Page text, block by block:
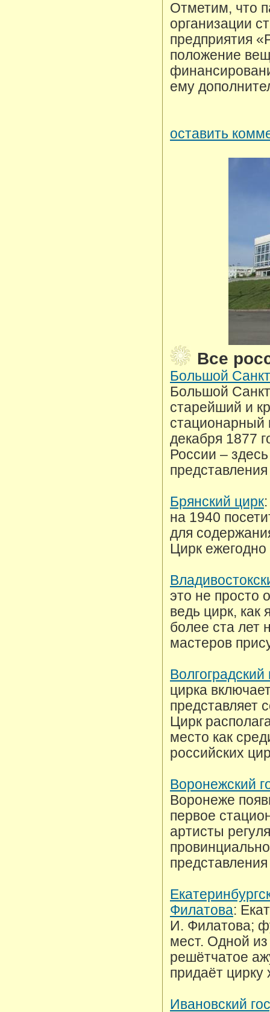
Отметим, что
организации
предприятия
положение
ему
оставить
Все
Большой
Большой
старейший и
стационарный
декабря 1877
России –
Брянский цирк
на 1940
для
Цирк
это не просто
ведь цирк, как
более ста лет
мастеров
Волгоградский
цирка
представляет
Цирк
место как
российских
Воронежский
Воронеже
первое
артисты
Филатова:
И. Филатова;
мест. Одной из
решётчатое
придаёт цирку
Ивановский